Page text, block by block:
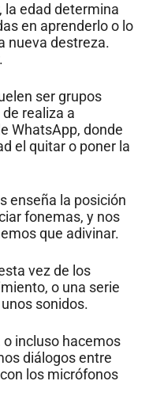
la edad determina
en aprenderlo o lo
nueva destreza.
ser grupos
realiza a
WhatsApp, donde
el quitar o poner la
enseña la posición
fonemas, y nos
que adivinar.
vez de los
o una serie
sonidos.
incluso hacemos
diálogos entre
los micrófonos